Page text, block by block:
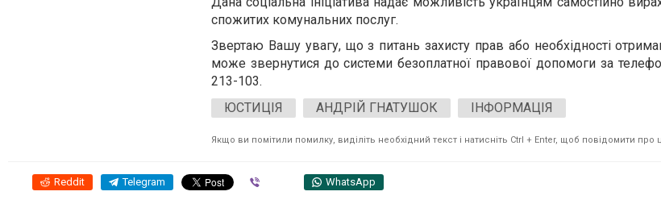
спожитих комунальних послуг.
Звертаю Вашу увагу, що з питань захисту прав або необхідності
може звернутися до системи безоплатної правової допомоги за
213-103.
ЮСТИЦІЯ
АНДРІЙ ГНАТУШОК ІНФОРМАЦІЯ
Якщо ви помітили помилку, виділіть необхідний текст і натисніть Ctrl + Enter, щоб повідомити про
Reddit Telegram WhatsApp